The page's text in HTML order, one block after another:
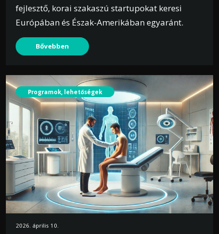
fejlesztő, korai szakaszú startupokat keresi
Európában és Észak-Amerikában egyaránt.
Bővebben
Programok, lehetőségek
2026. április 10.